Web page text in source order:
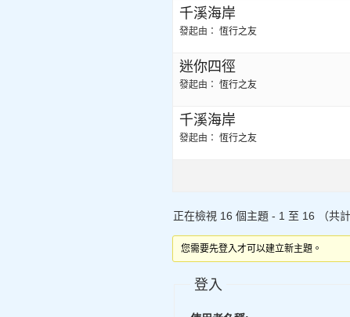
千溪海岸
發起由： 恆行之友
迷你四徑
發起由： 恆行之友
千溪海岸
發起由： 恆行之友
正在檢視 16 個主題 - 1 至 16 （共計
您需要先登入才可以建立新主題。
登入